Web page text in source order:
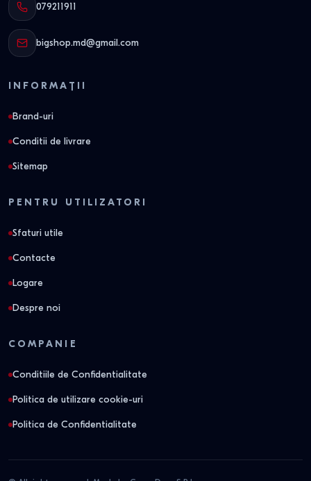
079211911
bigshop.md@gmail.com
INFORMAȚII
Brand-uri
Conditii de livrare
Sitemap
PENTRU UTILIZATORI
Sfaturi utile
Contacte
Logare
Despre noi
COMPANIE
Conditiile de Confidentialitate
Politica de utilizare cookie-uri
Politica de Confidentialitate